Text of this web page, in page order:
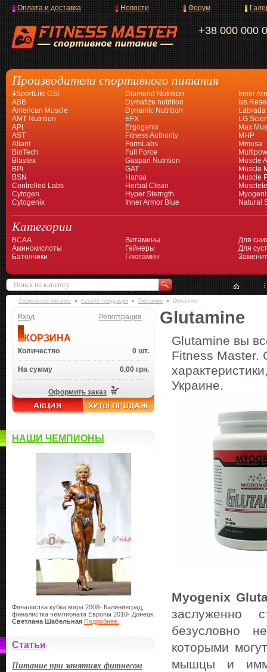
+38 000 000
Оплата и доставка Новости Форум
Производители спортивного питания
4SportLife GSI
ABB
American Muscle
AMT Nutrition
API
AST
Atlant
BioTech
Blastex
BPi
BSN
Controlled Labs
Cytogen
Cytogenix
Diamond Nutrition
Dymatize nutrition
Dynamic Nutrition
EFX
Ergogenix
Fitness Authority
FormLabs
Full Force
Gaspari Nutrition
GAT
Hansa
Herbal Clean
Hyper Sterngth
Inner Armor Blue
Inner
Iss
Labrada
LG
Max
MHP
Mmusa
Muscle
Muscle
Muscle
Natural
Категории
BCAA
Аминокислоты
Батончики
Витамины
Гейнеры
Глютамин
Для
Для
Спортивное питание Каталог продукции Глютамин Glutamine
Вход Регистрация
КОРЗИНА
Количество 0 шт.
На сумму 0,00 грн.
Оформить заказ
НАШИ ЧЕМПИОНЫ
Финалистка кубка мира 2008- Калининград,
финалистка чемпионата Европы 2010- Донецк.
Светлана Шабельная Подробнее.
Статьи
Питание при занятиях фитнесом
Glutamine
Glutamine вы
Fitness Master.
Украине.
Myogenix
заслуженно
безусловно
которыми
мышцы и